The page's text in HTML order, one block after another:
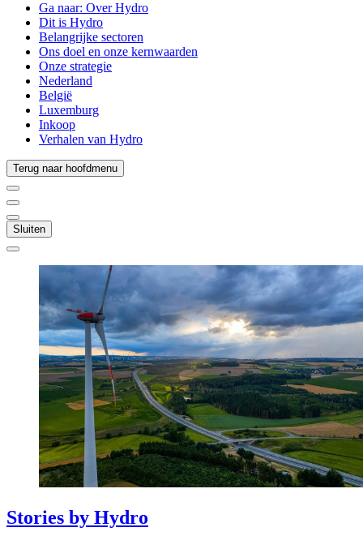
Ga naar: Over Hydro
Dit is Hydro
Belangrijke sectoren
Ons doel en onze kernwaarden
Onze strategie
Nederland
België
Luxemburg
Inkoop
Verhalen van Hydro
Terug naar hoofdmenu
Sluiten
Stories by Hydro